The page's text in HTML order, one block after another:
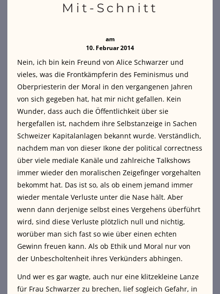
Mit-Schnitt
am
10. Februar 2014
Nein, ich bin kein Freund von Alice Schwarzer und
vieles, was die Frontkämpferin des Feminismus und
Oberpriesterin der Moral in den vergangenen Jahren
von sich gegeben hat, hat mir nicht gefallen. Kein
Wunder, dass auch die Öffentlichkeit über sie
hergefallen ist, nachdem ihre Selbstanzeige in Sachen
Schweizer Kapitalanlagen bekannt wurde. Verständlich,
nachdem man von dieser Ikone der political correctness
über viele mediale Kanäle und zahlreiche Talkshows
immer wieder den moralischen Zeigefinger vorgehalten
bekommt hat. Das ist so, als ob einem jemand immer
wieder mentale Verluste unter die Nase hält. Aber
wenn dann derjenige selbst eines Vergehens überführt
wird, sind diese Verluste plötzlich null und nichtig,
worüber man sich fast so wie über einen echten
Gewinn freuen kann. Als ob Ethik und Moral nur von
der Unbescholtenheit ihres Verkünders abhingen.
Und wer es gar wagte, auch nur eine klitzekleine Lanze
für Frau Schwarzer zu brechen, lief sogleich Gefahr, in